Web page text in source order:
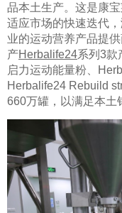
品本土生产。这是康
适应市场的快速迭代
业的运动营养产品提
产Herbalife24系列3款
启力运动能量粉、
Herbalife24 Rebuild
660万罐，以满足本土